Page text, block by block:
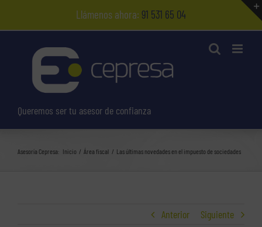
contenido
Llámenos ahora: 91 531 65 04
Queremos ser tu asesor de confianza
Asesoría Cepresa: Inicio Área fiscal Las últimas novedades en el impuesto de sociedades
Anterior Siguiente